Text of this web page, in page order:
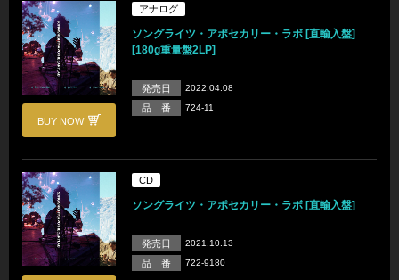
BUY NOW
アナログ
ソングライツ・アポセカリー・ラボ [直輸入盤]
[180g重量盤2LP]
発売日 2022.04.08
品 番 724-11
CD
ソングライツ・アポセカリー・ラボ [直輸入盤]
発売日 2021.10.13
品 番 722-9180